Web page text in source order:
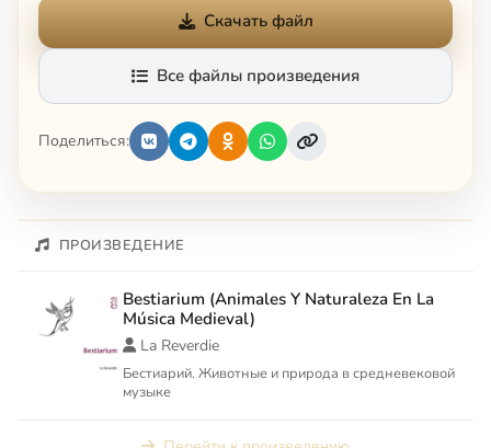
Скачать файл
Все файлы произведения
Поделиться:
ПРОИЗВЕДЕНИЕ
Bestiarium (Animales Y Naturaleza En La
Música Medieval)
La Reverdie
Бестиарий. Животные и природа в средневековой
музыке